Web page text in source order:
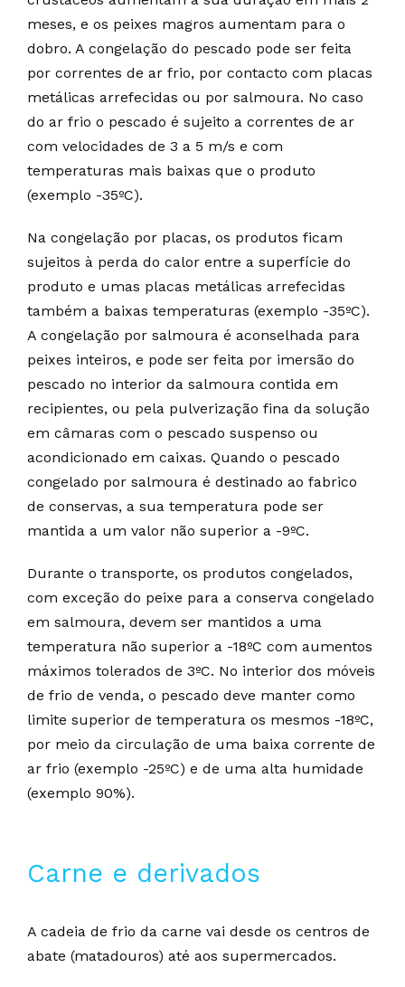
meses, e os peixes magros aumentam para o
dobro. A congelação do pescado pode ser feita
por correntes de ar frio, por contacto com placas
metálicas arrefecidas ou por salmoura. No caso
do ar frio o pescado é sujeito a correntes de ar
com velocidades de 3 a 5 m/s e com
temperaturas mais baixas que o produto
(exemplo -35ºC).
Na congelação por placas, os produtos ficam
sujeitos à perda do calor entre a superfície do
produto e umas placas metálicas arrefecidas
também a baixas temperaturas (exemplo -35ºC).
A congelação por salmoura é aconselhada para
peixes inteiros, e pode ser feita por imersão do
pescado no interior da salmoura contida em
recipientes, ou pela pulverização fina da solução
em câmaras com o pescado suspenso ou
acondicionado em caixas. Quando o pescado
congelado por salmoura é destinado ao fabrico
de conservas, a sua temperatura pode ser
mantida a um valor não superior a -9ºC.
Durante o transporte, os produtos congelados,
com exceção do peixe para a conserva congelado
em salmoura, devem ser mantidos a uma
temperatura não superior a -18ºC com aumentos
máximos tolerados de 3ºC. No interior dos móveis
de frio de venda, o pescado deve manter como
limite superior de temperatura os mesmos -18ºC,
por meio da circulação de uma baixa corrente de
ar frio (exemplo -25ºC) e de uma alta humidade
(exemplo 90%).
Carne e derivados
A cadeia de frio da carne vai desde os centros de
abate (matadouros) até aos supermercados.